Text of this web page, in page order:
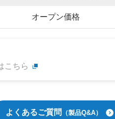
オープン価格
こちら
よくあるご質問 （製品Q&A）